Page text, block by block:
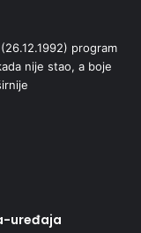
program
nije stao, a boje
uređaja